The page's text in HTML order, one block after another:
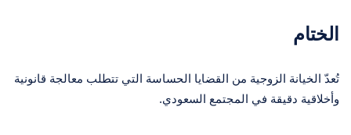
الختام
تُعدّ الخيانة الزوجية من القضايا الحساسة التي تتطلب معالجة قانونية
وأخلاقية دقيقة في المجتمع السعودي.